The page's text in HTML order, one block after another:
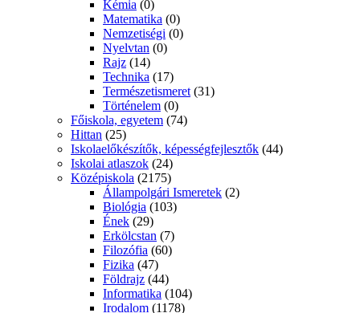
Kémia (0)
Matematika (0)
Nemzetiségi (0)
Nyelvtan (0)
Rajz (14)
Technika (17)
Természetismeret (31)
Történelem (0)
Főiskola, egyetem (74)
Hittan (25)
Iskolaelőkészítők, képességfejlesztők (44)
Iskolai atlaszok (24)
Középiskola (2175)
Állampolgári Ismeretek (2)
Biológia (103)
Ének (29)
Erkölcstan (7)
Filozófia (60)
Fizika (47)
Földrajz (44)
Informatika (104)
Irodalom (1178)